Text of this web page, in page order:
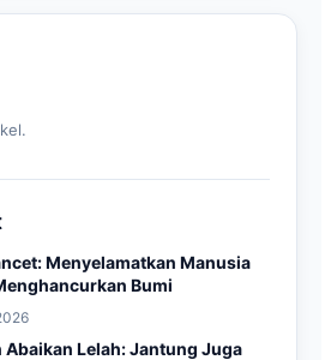
Menyelamatkan Manusia
Bumi
Abaikan Lelah: Jantung Juga